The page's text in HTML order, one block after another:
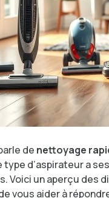
de nettoyage
type d’aspirateur a
Voici un aperçu des
vous aider à